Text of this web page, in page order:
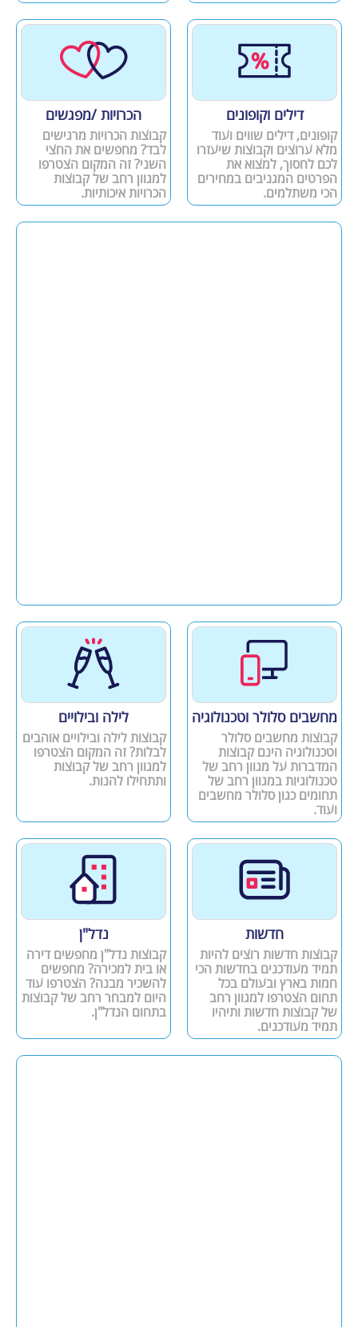
דילים וקופונים
קופונים, דילים שווים ועוד
מלא ערוצים וקבוצות שיעזרו
לכם לחסוך, למצוא את
הפרטים המגניבים במחירים
הכי משתלמים.
הכרויות /מפגשים
קבוצות הכרויות מרגישים
לבד? מחפשים את החצי
השני? זה המקום הצטרפו
למגוון רחב של קבוצות
הכרויות איכותיות.
מחשבים סלולר וטכנולוגיה
קבוצות מחשבים סלולר
וטכנולוגיה הינם קבוצות
המדברות על מגוון רחב של
טכנולוגיות במגוון רחב של
תחומים כגון סלולר מחשבים
ועוד.
לילה ובילויים
קבוצות לילה ובילויים אוהבים
לבלות? זה המקום הצטרפו
למגוון רחב של קבוצות
ותתחילו להנות.
חדשות
קבוצות חדשות רוצים להיות
תמיד מעודכנים בחדשות הכי
חמות בארץ ובעולם בכל
תחום הצטרפו למגוון רחב
של קבוצות חדשות ותיהיו
תמיד מעודכנים.
נדל"ן
קבוצות נדל"ן מחפשים דירה
או בית למכירה? מחפשים
להשכיר מבנה? הצטרפו עוד
היום למבחר רחב של קבוצות
בתחום הנדל"ן.